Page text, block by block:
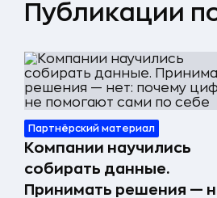
Публикации
Партнёрский материал
Компании научились
собирать данные.
Принимать решения —